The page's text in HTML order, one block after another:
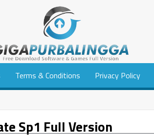
Terms & Conditions Privacy Policy
Sp1 Full Version